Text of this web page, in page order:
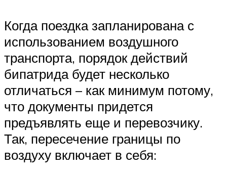
Когда поездка запланирована с
использованием воздушного
транспорта, порядок действий
бипатрида будет несколько
отличаться – как минимум потому,
что документы придется
предъявлять еще и перевозчику.
Так, пересечение границы по
воздуху включает в себя: